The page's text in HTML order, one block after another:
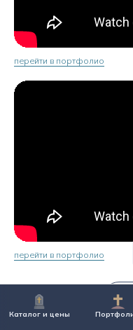
Каталог и цены
перейти в портфолио
перейти в портфолио